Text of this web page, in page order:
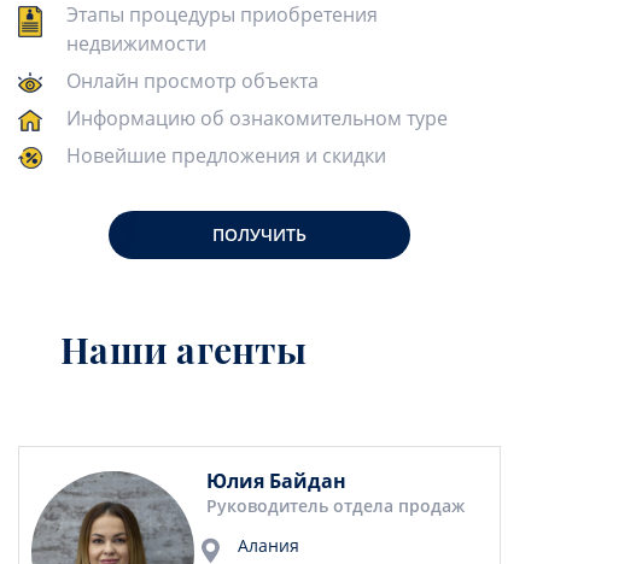
Этапы процедуры приобретения
недвижимости
Онлайн просмотр объекта
Информацию об ознакомительном туре
Новейшие предложения и скидки
ПОЛУЧИТЬ
Наши агенты
Юлия Байдан
Руководитель отдела продаж
Алания